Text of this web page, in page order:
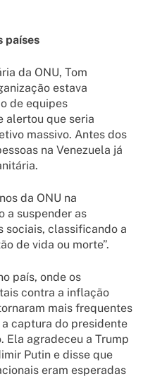
países
da ONU, Tom
estava
de equipes
alertou que seria
massivo. Antes dos
na Venezuela já
da ONU na
a suspender as
sociais, classificando a
de vida ou morte”.
país, onde os
contra a inflação
mais frequentes
captura do presidente
Ela agradeceu a Trump
Putin e disse que
eram esperadas